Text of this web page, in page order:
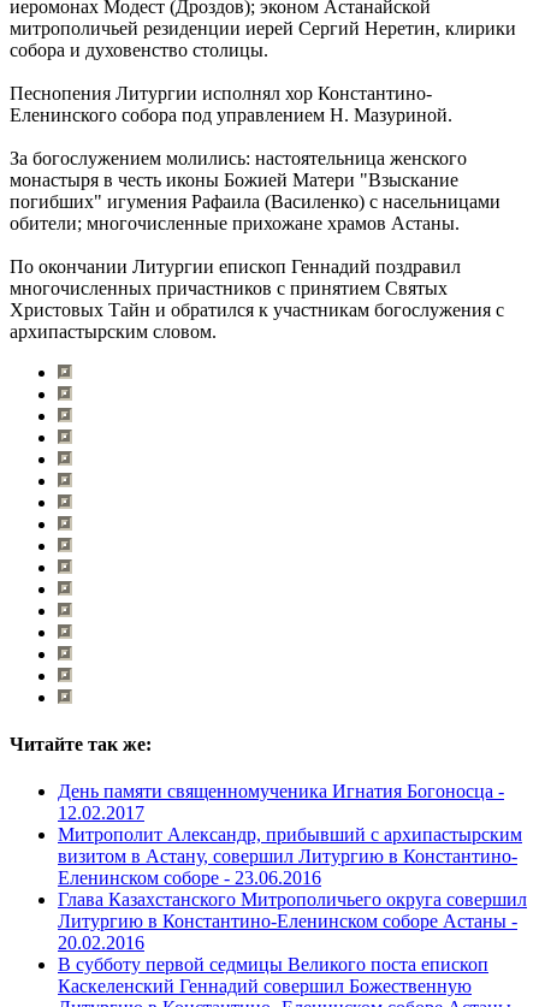
иеромонах Модест (Дроздов); эконом Астанайской
митрополичьей резиденции иерей Сергий Неретин, клирики
собора и духовенство столицы.
Песнопения Литургии исполнял хор Константино-
Еленинского собора под управлением Н. Мазуриной.
За богослужением молились: настоятельница женского
монастыря в честь иконы Божией Матери "Взыскание
погибших" игумения Рафаила (Василенко) с насельницами
обители; многочисленные прихожане храмов Астаны.
По окончании Литургии епископ Геннадий поздравил
многочисленных причастников с принятием Святых
Христовых Тайн и обратился к участникам богослужения с
архипастырским словом.
Читайте так же:
День памяти священномученика Игнатия Богоносца -
12.02.2017
Митрополит Александр, прибывший с архипастырским
визитом в Астану, совершил Литургию в Константино-
Еленинском соборе - 23.06.2016
Глава Казахстанского Митрополичьего округа совершил
Литургию в Константино-Еленинском соборе Астаны -
20.02.2016
В субботу первой седмицы Великого поста епископ
Каскеленский Геннадий совершил Божественную